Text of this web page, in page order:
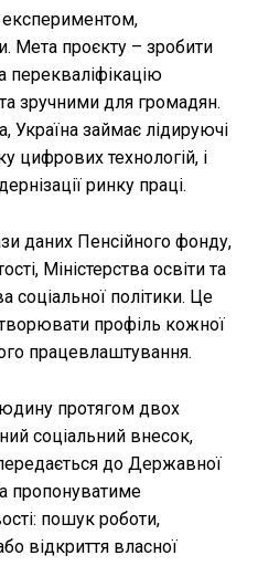
експериментом,
Мета проєкту – зробити
перекваліфікацію
зручними для громадян.
займає лідируючі
цифрових технологій, і
ринку праці.
даних Пенсійного фонду,
Міністерства освіти та
соціальної політики. Це
профіль кожної
працевлаштування.
протягом двох
соціальний внесок,
до Державної
пропонуватиме
пошук роботи,
відкриття власної